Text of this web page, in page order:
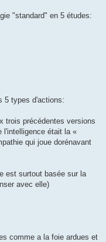
"standard" en 5 études:
5 types d'actions:
trois précédentes versions
l'intelligence était la «
qui joue dorénavant
est surtout basée sur la
avec elle)
comme a la foie ardues et